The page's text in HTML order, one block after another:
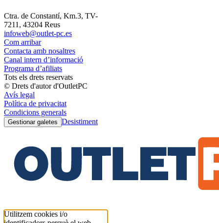
Ctra. de Constantí, Km.3, TV-
7211, 43204 Reus
infoweb@outlet-pc.es
Com arribar
Contacta amb nosaltres
Canal intern d’informació
Programa d’afiliats
Tots els drets reservats
© Drets d'autor d'OutletPC
Avís legal
Política de privacitat
Condicions generals
Gestionar galetes Desistiment
Utilitzem cookies i/o